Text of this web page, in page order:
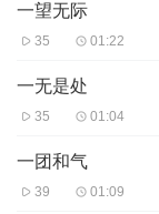
一望无际
35 01:22
一无是处
35 01:04
一团和气
39 01:09